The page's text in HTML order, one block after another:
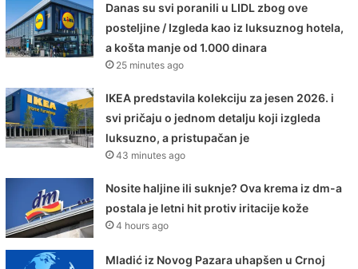
Danas su svi poranili u LIDL zbog ove
posteljine / Izgleda kao iz luksuznog hotela,
a košta manje od 1.000 dinara
25 minutes ago
IKEA predstavila kolekciju za jesen 2026. i
svi pričaju o jednom detalju koji izgleda
luksuzno, a pristupačan je
43 minutes ago
Nosite haljine ili suknje? Ova krema iz dm-a
postala je letni hit protiv iritacije kože
4 hours ago
Mladić iz Novog Pazara uhapšen u Crnoj